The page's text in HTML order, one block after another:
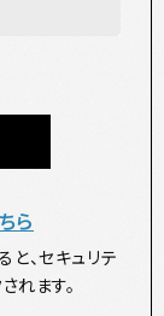
ら
、セキュリテ
れます。